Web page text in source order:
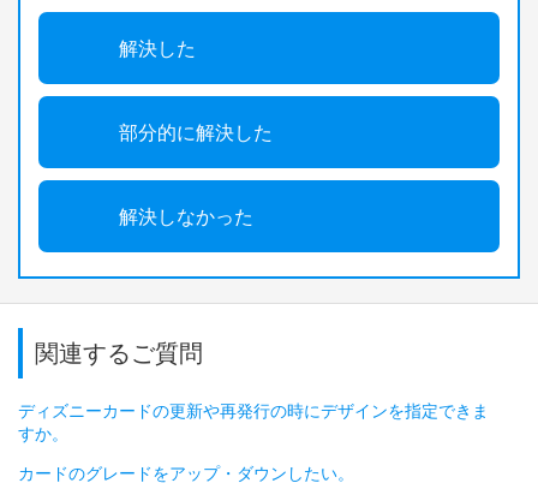
解決した
部分的に解決した
解決しなかった
関連するご質問
ディズニーカードの更新や再発行の時にデザインを指定できま
すか。
カードのグレードをアップ・ダウンしたい。